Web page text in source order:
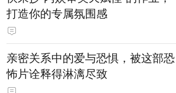
打造你的专属氛围感
亲密关系中的爱与恐惧，被这部恐
怖片诠释得淋漓尽致